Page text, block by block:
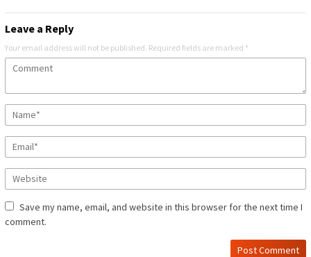
Leave a Reply
Your email address will not be published. Required fields are marked *
Save my name, email, and website in this browser for the next time I
comment.